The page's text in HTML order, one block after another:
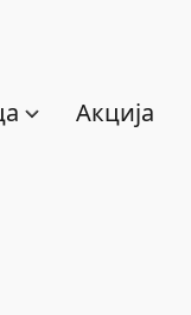
Акција